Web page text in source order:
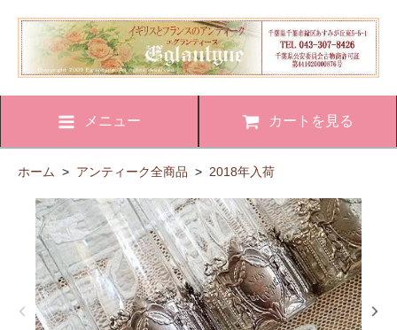
メニュー カートを見る
ホーム > アンティーク全商品 > 2018年入荷